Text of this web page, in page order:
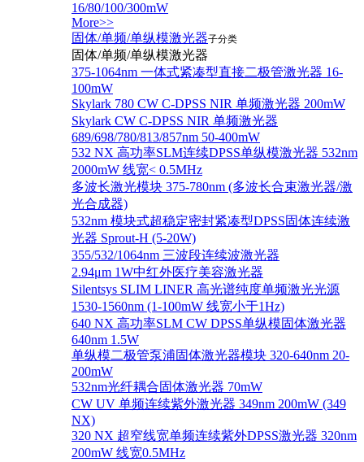
16/80/100/300mW
More>>
固体/单频/单纵模激光器子分类
固体/单频/单纵模激光器
375-1064nm 一体式紧凑型直接二极管激光器 16-
100mW
Skylark 780 CW C-DPSS NIR 单频激光器 200mW
Skylark CW C-DPSS NIR 单频激光器
689/698/780/813/857nm 50-400mW
532 NX 高功率SLM连续DPSS单纵模激光器 532nm
2000mW 线宽< 0.5MHz
多波长激光模块 375-780nm (多波长合束激光器/激
光合成器)
532nm 模块式超稳定密封紧凑型DPSS固体连续激
光器 Sprout-H (5-20W)
355/532/1064nm 三波段连续波激光器
2.94μm 1W中红外医疗美容激光器
Silentsys SLIM LINER 高光谱纯度单频激光光源
1530-1560nm (1-100mW 线宽小于1Hz)
640 NX 高功率SLM CW DPSS单纵模固体激光器
640nm 1.5W
单纵模二极管泵浦固体激光器模块 320-640nm 20-
200mW
532nm光纤耦合固体激光器 70mW
CW UV 单频连续紫外激光器 349nm 200mW (349
NX)
320 NX 超窄线宽单频连续紫外DPSS激光器 320nm
200mW 线宽0.5MHz